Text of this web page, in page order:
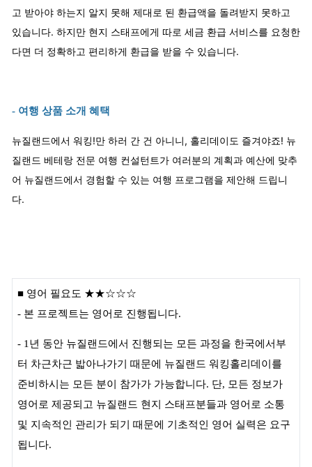
고 받아야 하는지 알지 못해 제대로 된 환급액을 돌려받지 못하고
있습니다. 하지만 현지 스태프에게 따로 세금 환급 서비스를 요청한
다면 더 정확하고 편리하게 환급을 받을 수 있습니다.
- 여행 상품 소개 혜택
뉴질랜드에서 워킹!만 하러 간 건 아니니, 홀리데이도 즐겨야죠! 뉴
질랜드 베테랑 전문 여행 컨설턴트가 여러분의 계획과 예산에 맞추
어 뉴질랜드에서 경험할 수 있는 여행 프로그램을 제안해 드립니
다.
■ 영어 필요도 ★★☆☆☆
- 본 프로젝트는 영어로 진행됩니다.
- 1년 동안 뉴질랜드에서 진행되는 모든 과정을 한국에서부
터 차근차근 밟아나가기 때문에 뉴질랜드 워킹홀리데이를
준비하시는 모든 분이 참가가 가능합니다. 단, 모든 정보가
영어로 제공되고 뉴질랜드 현지 스태프분들과 영어로 소통
및 지속적인 관리가 되기 때문에 기초적인 영어 실력은 요구
됩니다.